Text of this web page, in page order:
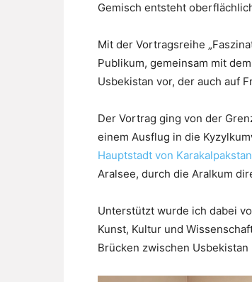
Gemisch entsteht
Mit der Vortragsreihe
Publikum, gemeinsam mit
Usbekistan vor, der auch auf
Der Vortrag ging von der
einem Ausflug in die
Hauptstadt von Karakalpakstan
Aralsee, durch die Aralkum
Unterstützt wurde ich dabei
Kunst, Kultur und
Brücken zwischen Usbekistan